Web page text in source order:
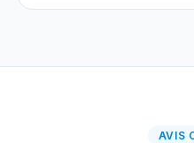
AVIS